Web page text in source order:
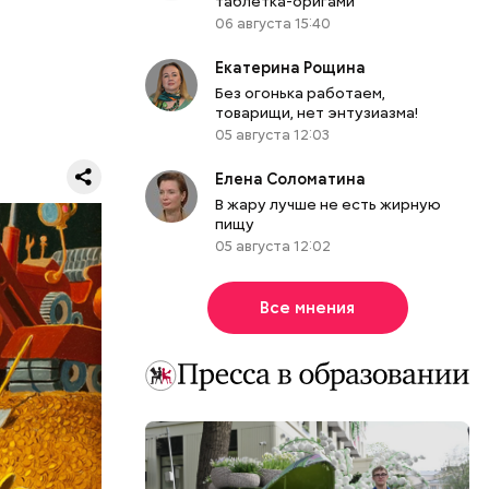
06 августа 15:40
Екатерина Рощина
Без огонька работаем,
товарищи, нет энтузиазма!
05 августа 12:03
Елена Соломатина
В жару лучше не есть жирную
пищу
05 августа 12:02
Все мнения